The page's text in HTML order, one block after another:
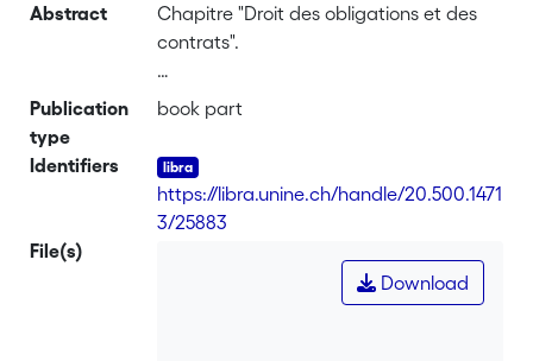
Abstract
Chapitre "Droit des obligations et des
contrats".
Cette collection, destinée aux praticiens
nouveautés jurisprudentielles,
doctrinales et législatives, propose une
mise à jour annuelle dans les principaux
présenté de manière systématique,
permettant ainsi à l'utilisateur de
Publication
type
book part
Identifiers
https://libra.unine.ch/handle/20.500.1471
3/25883
File(s)
Download